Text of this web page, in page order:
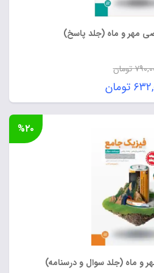
مهر و ماه (جلد پاسخ)
تومان
قیمت
اصلی:
۷۹۰,۰۰۰ تومان
تومان
قیمت
فعلی:
۶۳۲,۰۰۰ تومان.
و ماه (جلد سوال و درسنامه)
%۲۰